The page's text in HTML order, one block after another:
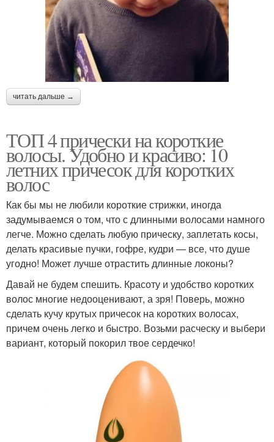
читать дальше →
ТОП 4 прически на короткие
волосы. Удобно и красиво: 10
летних причесок для коротких
волос
Как бы мы не любили короткие стрижки, иногда
задумываемся о том, что с длинными волосами намного
легче. Можно сделать любую прическу, заплетать косы,
делать красивые пучки, гофре, кудри — все, что душе
угодно! Может лучше отрастить длинные локоны?
Давай не будем спешить. Красоту и удобство коротких
волос многие недооценивают, а зря! Поверь, можно
сделать кучу крутых причесок на коротких волосах,
причем очень легко и быстро. Возьми расческу и выбери
вариант, который покорил твое сердечко!